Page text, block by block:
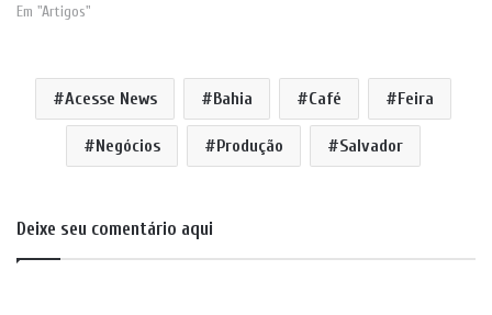
Em "Artigos"
Acesse News Bahia Café Feira
Negócios Produção Salvador
Deixe seu comentário aqui